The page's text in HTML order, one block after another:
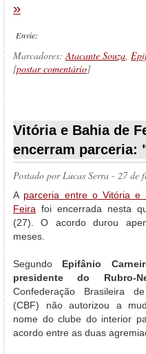
»
Envie:
Marcadores:Atacante Souza,
[postar comentário]
Vitória e Bahia de
encerram parceria:
Postado por Lucas Serra - 27 de
A parceria entre o Vitória e
Feira foi encerrada nesta
(27). O acordo durou
meses.
Segundo Epifânio
presidente do Rubro-
Confederação Brasileira
(CBF) não autorizou a
nome do clube do interior
acordo entre as duas